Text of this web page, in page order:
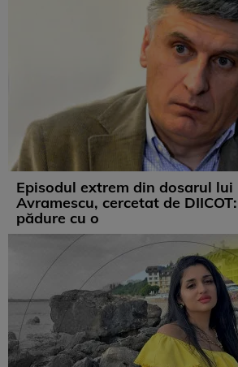
Episodul extrem din dosarul lui
Avramescu, cercetat de
pădure cu o